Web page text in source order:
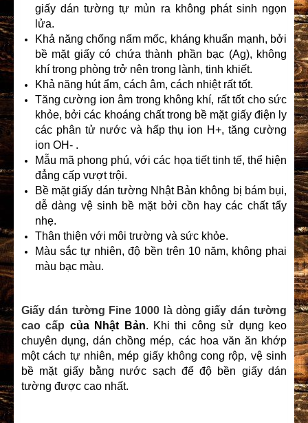
giấy dán tường tự mủn ra không phát sinh ngọn
lửa.
Khả năng chống nấm mốc, kháng khuẩn mạnh, bởi
bề mặt giấy có chứa thành phần bạc (Ag), không
khí trong phòng trở nên trong lành, tinh khiết.
Khả năng hút ẩm, cách âm, cách nhiệt rất tốt.
Tăng cường ion âm trong không khí, rất tốt cho sức
khỏe, bởi các khoáng chất trong bề mặt giấy điện ly
các phân tử nước và hấp thụ ion H+, tăng cường
ion OH- .
Mẫu mã phong phú, với các họa tiết tinh tế, thể hiện
đẳng cấp vượt trội.
Bề mặt giấy dán tường Nhật Bản không bị bám bụi,
dễ dàng vệ sinh bề mặt bởi cồn hay các chất tẩy
nhẹ.
Thân thiện với môi trường và sức khỏe.
Màu sắc tự nhiên, độ bền trên 10 năm, không phai
màu bạc màu.
Giấy dán tường Fine 1000 là dònggiấy dán tường
cao cấp của Nhật Bản. Khi thi công sử dụng keo
chuyên dụng, dán chồng mép, các hoa văn ăn khớp
một cách tự nhiên, mép giấy không cong rộp, vệ sinh
bề mặt giấy bằng nước sạch để độ bền giấy dán
tường được cao nhất.